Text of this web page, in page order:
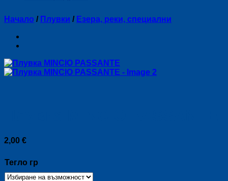
Начало / Плувки / Езера, реки, специални
2,00 €
Тегло гр